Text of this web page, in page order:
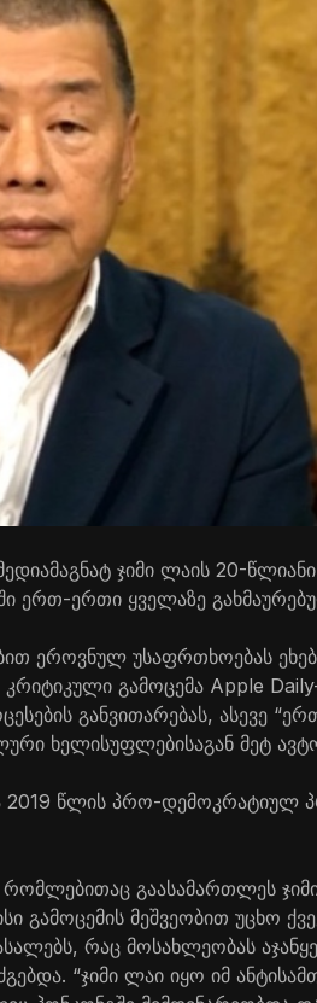
ჯიმი ლაის 20-
ერთ-ერთი ყველაზე
ეროვნულ უსაფრთხოებას
კრიტიკული გამოცემა Apple
განვითარებას, ასევე
ხელისუფლებისაგან მეტ
2019 წლის პრო-დემოკრატიულ
გაასამართლეს
გამოცემის მეშვეობით უცხო
რაც მოსახლეობას
“ჯიმი ლაი იყო იმ